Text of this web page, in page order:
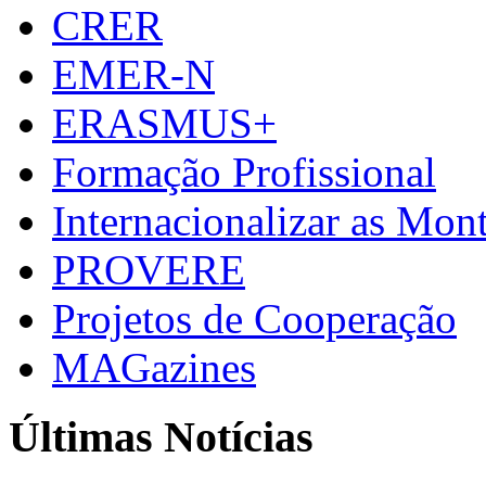
CRER
EMER-N
ERASMUS+
Formação Profissional
Internacionalizar as
PROVERE
Projetos de Cooperação
MAGazines
Últimas Notícias